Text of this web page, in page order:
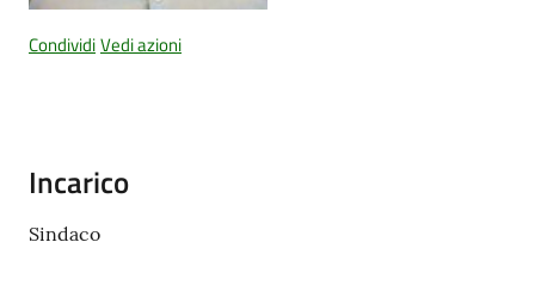
Tutti
su
CondividiVedi azioni
Incarico
Sindaco